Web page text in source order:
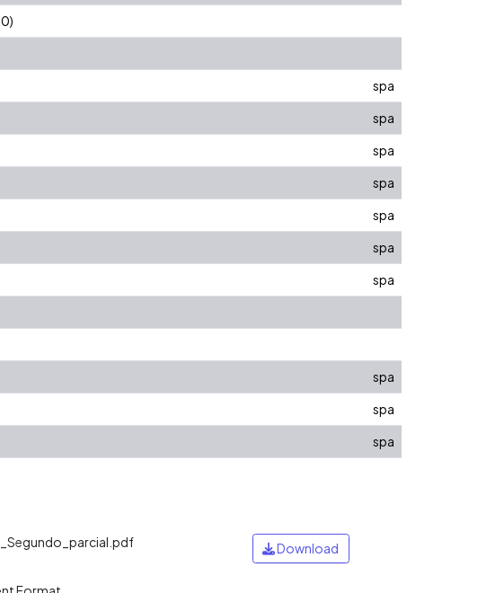
spa
spa
spa
spa
spa
spa
spa
spa
spa
spa
Download